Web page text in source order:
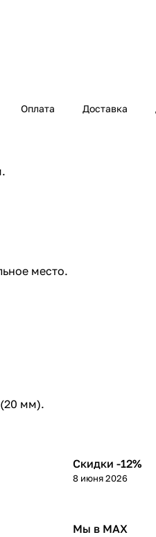
Оплата Доставка
место.
мм).
Скидки -12%
8 июня 2026
Мы в МАХ